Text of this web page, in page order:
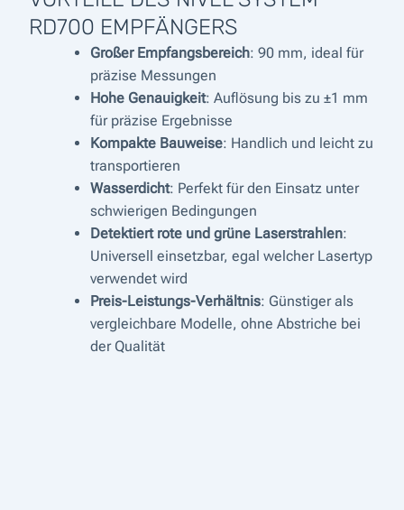
RD700 EMPFÄNGERS
Großer Empfangsbereich: 90 mm, ideal für
präzise Messungen
Hohe Genauigkeit: Auflösung bis zu ±1 mm
für präzise Ergebnisse
Kompakte Bauweise: Handlich und leicht zu
transportieren
Wasserdicht: Perfekt für den Einsatz unter
schwierigen Bedingungen
Detektiert rote und grüne Laserstrahlen:
Universell einsetzbar, egal welcher Lasertyp
verwendet wird
Preis-Leistungs-Verhältnis: Günstiger als
vergleichbare Modelle, ohne Abstriche bei
der Qualität